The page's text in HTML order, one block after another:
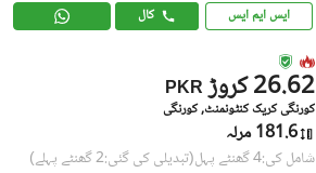
ایس ایم ایس کال
PKR 26.62 کروڑ
کورنگی کریک کنٹونمنٹ, کورنگی
181.6 مرلہ
شامل کی:4 گھنٹے پہل (تبدیلی کی گئی:2 گھنٹے پہلے)